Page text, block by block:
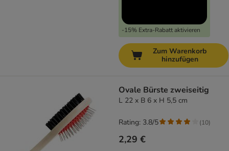
-15% Extra-Rabatt aktivieren
Zum Warenkorb
hinzufügen
Ovale Bürste zweiseitig
L 22 x B 6 x H 5,5 cm
2,29 €
Rating: 3.8/5 (10)